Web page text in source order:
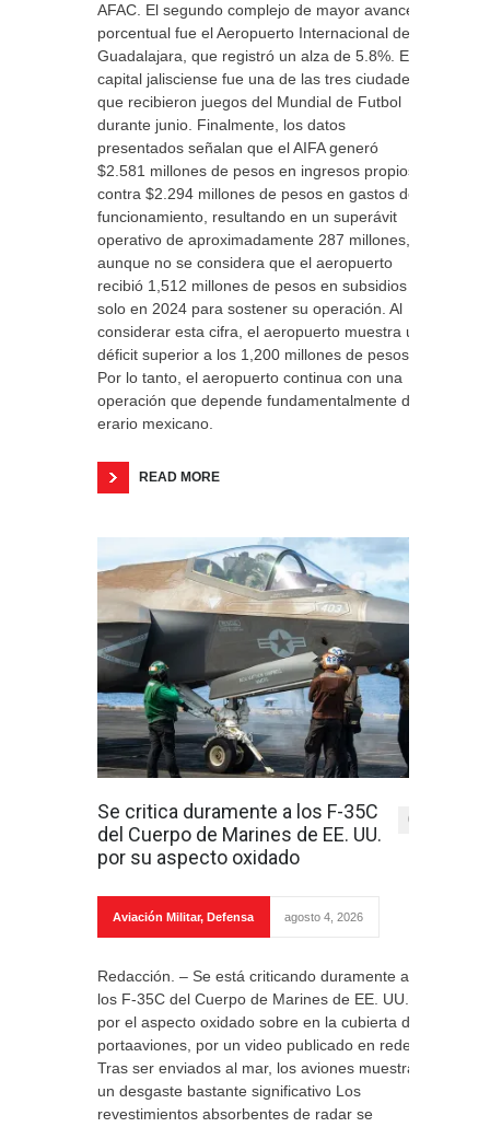
AFAC. El segundo complejo de mayor avance
porcentual fue el Aeropuerto Internacional de
Guadalajara, que registró un alza de 5.8%. El
capital jalisciense fue una de las tres ciudades
que recibieron juegos del Mundial de Futbol
durante junio. Finalmente, los datos
presentados señalan que el AIFA generó
$2.581 millones de pesos en ingresos propios
contra $2.294 millones de pesos en gastos de
funcionamiento, resultando en un superávit
operativo de aproximadamente 287 millones,
aunque no se considera que el aeropuerto
recibió 1,512 millones de pesos en subsidios
solo en 2024 para sostener su operación. Al
considerar esta cifra, el aeropuerto muestra un
déficit superior a los 1,200 millones de pesos.
Por lo tanto, el aeropuerto continua con una
operación que depende fundamentalmente del
erario mexicano.
READ MORE
Se critica duramente a los F-35C
del Cuerpo de Marines de EE. UU.
por su aspecto oxidado
0
Aviación Militar, Defensa agosto 4, 2026
Redacción. – Se está criticando duramente a
los F-35C del Cuerpo de Marines de EE. UU.
por el aspecto oxidado sobre en la cubierta del
portaaviones, por un video publicado en redes.
Tras ser enviados al mar, los aviones muestran
un desgaste bastante significativo Los
revestimientos absorbentes de radar se